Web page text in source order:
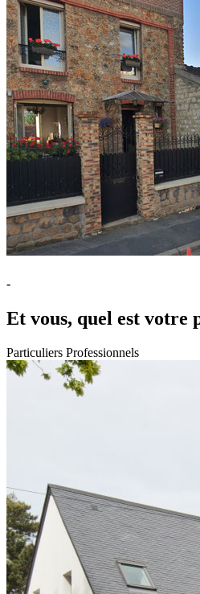
-
Et vous, quel est votre
Particuliers Professionnels